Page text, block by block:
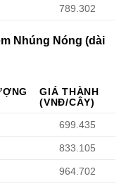
789.302
Nhúng Nóng (dài
GIÁ THÀNH
(VNĐ/CÂY)
699.435
833.105
964.702